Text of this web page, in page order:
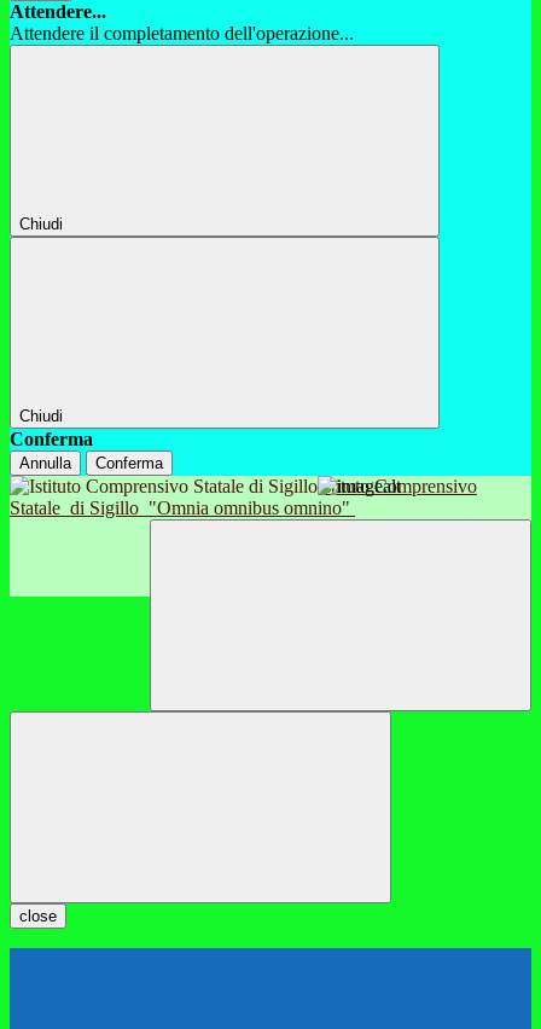
Attendere...
Attendere il completamento dell'operazione...
Chiudi
Chiudi
Conferma
Annulla Conferma
Istituto Comprensivo
Statale di Sigillo "Omnia omnibus omnino"
close